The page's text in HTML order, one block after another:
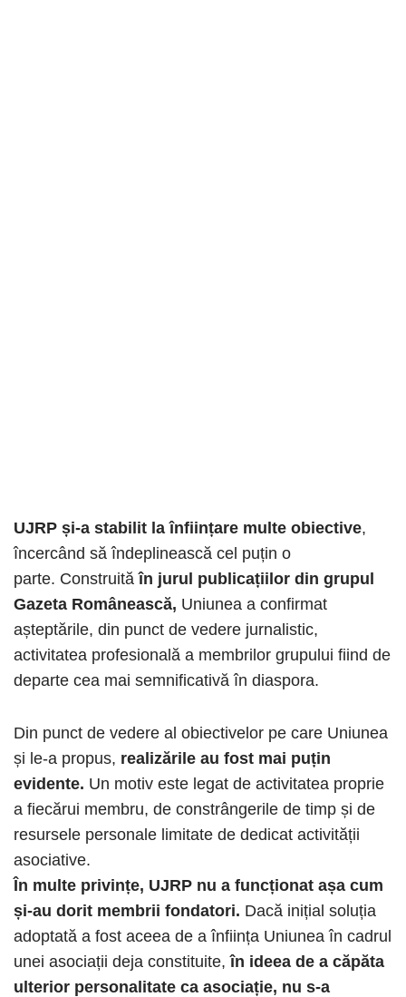
UJRP și-a stabilit la înființare multe obiective,
încercând să îndeplinească cel puțin o
parte. Construităîn jurul publicațiilor din grupul
Gazeta Românească, Uniunea a confirmat
așteptările, din punct de vedere jurnalistic,
activitatea profesională a membrilor grupului fiind de
departe cea mai semnificativă în diaspora.
Din punct de vedere al obiectivelor pe care Uniunea
și le-a propus, realizările au fost mai puțin
evidente. Un motiv este legat de activitatea proprie
a fiecărui membru, de constrângerile de timp și de
resursele personale limitate de dedicat activității
asociative.
În multe privințe, UJRP nu a funcționat așa cum
și-au dorit membrii fondatori. Dacă inițial soluția
adoptată a fost aceea de a înființa Uniunea în cadrul
unei asociații deja constituite,în ideea de a căpăta
ulterior personalitate ca asociație, nu s-a